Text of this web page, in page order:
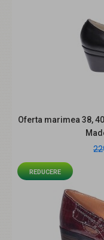
Marimea 36
Descriere:
tinutelor
Oferta marimea 38,
REDUCERE